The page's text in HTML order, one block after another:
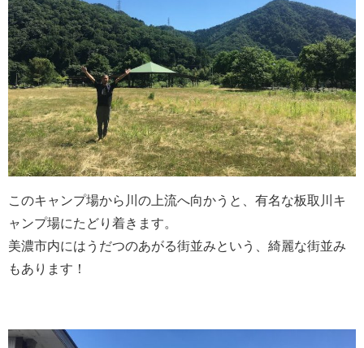
このキャンプ場から川の上流へ向かうと、有名な板取川キ
ャンプ場にたどり着きます。
美濃市内にはうだつのあがる街並みという、綺麗な街並み
もあります！